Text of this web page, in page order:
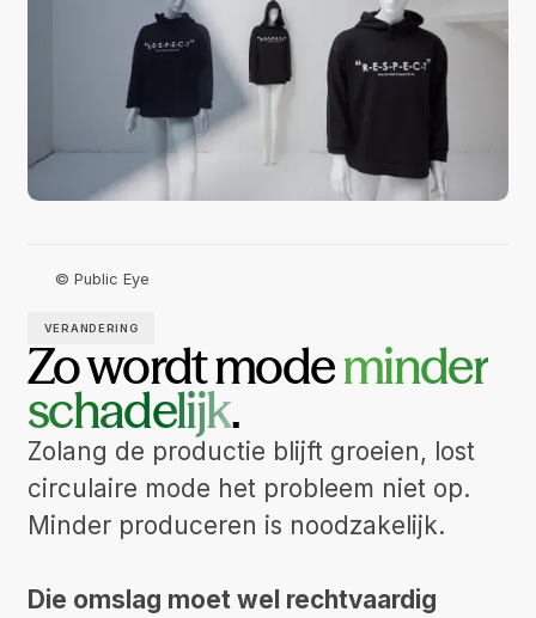
© Public Eye
VERANDERING
Zo wordt modeminder
schadelijk.
Zolang de productie blijft groeien, lost
circulaire mode het probleem niet op.
Minder produceren is noodzakelijk.
Die omslag moet wel rechtvaardig